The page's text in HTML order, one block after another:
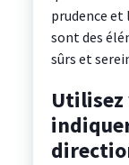
prudence et
sont des
sûrs et